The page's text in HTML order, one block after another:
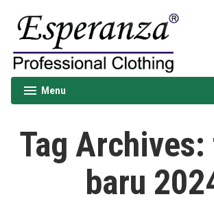
content
Esperanza
Menu
expanded
collapsed
Tag Archives:
baru